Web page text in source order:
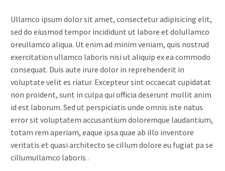
Ullamco ipsum dolor sit amet, consectetur adipisicing elit,
sed do eiusmod tempor incididunt ut labore et dolullamco
oreullamco aliqua. Ut enim ad minim veniam, quis nostrud
exercitation ullamco laboris nisi ut aliquip ex ea commodo
consequat. Duis aute irure dolor in reprehenderit in
voluptate velit es riatur. Excepteur sint occaecat cupidatat
non proident, sunt in culpa qui officia deserunt mollit anim
id est laborum. Sed ut perspiciatis unde omnis iste natus
error sit voluptatem accusantium doloremque laudantium,
totam rem aperiam, eaque ipsa quae ab illo inventore
veritatis et quasi architecto se cillum dolore eu fugiat pa se
cillumullamco laboris .